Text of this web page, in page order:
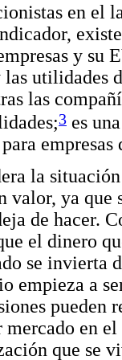
en el
y su
utilidades
las
3 es
la situación
valor, ya que
de hacer.
el dinero
se invierta
empieza a
pueden
mercado en
que se